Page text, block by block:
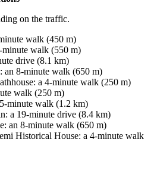
on the traffic.
walk (450 m)
minute walk (550 m)
drive (8.1 km(
an 8-minute walk (650 m)
: a 4-minute walk (250 m)
walk (250 m)
minute walk (1.2 km)
a 19-minute drive (8.4 km)
: an 8-minute walk (650 m)
Historical House: a 4-minute walk